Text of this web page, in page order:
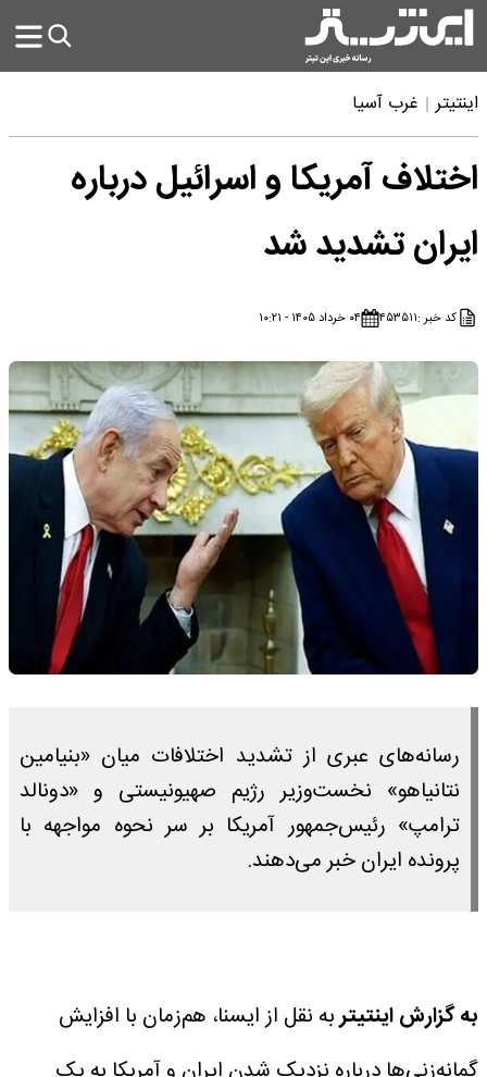
اینتیتر غرب آسیا
اختلاف آمریکا و اسرائیل درباره
ایران تشدید شد
کد خبر :۴۵۳۵۱۱ ۰۴ خرداد ۱۴۰۵ - ۱۰:۲۱
رسانه‌های عبری از تشدید اختلافات میان «بنیامین
نتانیاهو» نخست‌وزیر رژیم صهیونیستی و «دونالد
ترامپ» رئیس‌جمهور آمریکا بر سر نحوه مواجهه با
پرونده ایران خبر می‌دهند.
به گزارش اینتیتربه نقل از ایسنا، هم‌زمان با افزایش